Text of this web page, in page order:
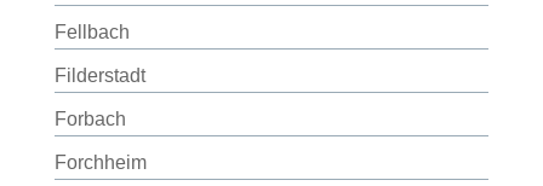
Fellbach
Filderstadt
Forbach
Forchheim